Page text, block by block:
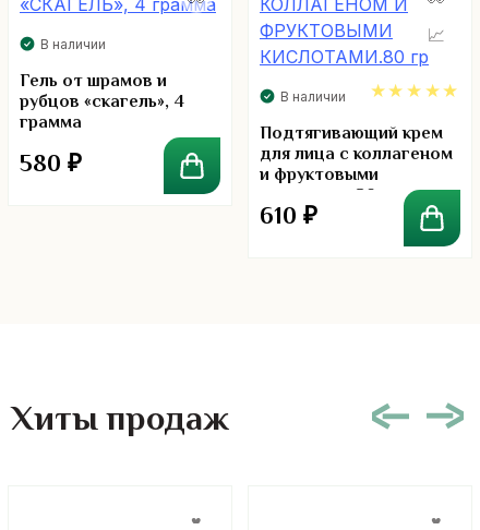
В наличии
Гель от шрамов и
рубцов «скагель», 4
грамма
580 ₽
В наличии
5.00
Подтягивающий крем
для лица с коллагеном
и фруктовыми
кислотами.80 гр
610 ₽
Хиты продаж